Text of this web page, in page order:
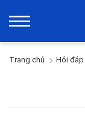
Trang chủ Hỏi đáp